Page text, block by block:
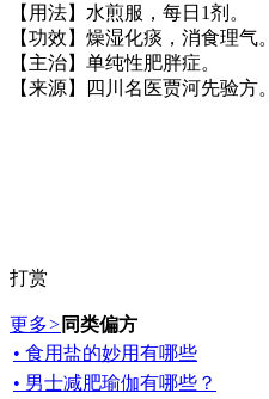
【用法】水煎服，每日1剂。
【功效】燥湿化痰，消食理气。
【主治】单纯性肥胖症。
【来源】四川名医贾河先验方。
打赏
更多> 同类偏方
• 食用盐的妙用有哪些
• 男士减肥瑜伽有哪些？